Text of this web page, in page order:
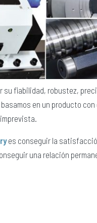
su fiabilidad, robustez,
en un producto
es conseguir la
una relación